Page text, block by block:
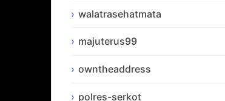
walatrasehatmata
majuterus99
owntheaddress
polres-serkot